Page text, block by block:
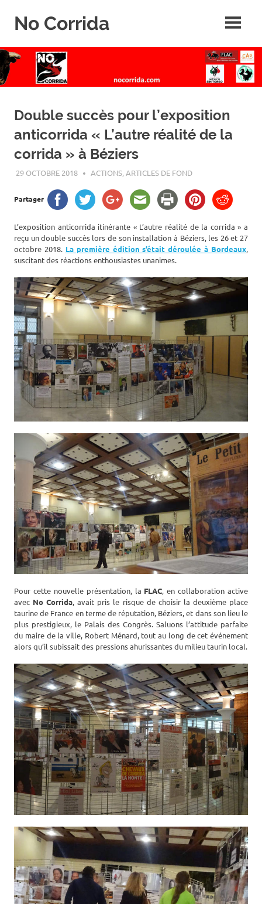
No Corrida
de
la
corrida
Double succès pour l’exposition
anticorrida « L’autre réalité de la
corrida » à Béziers
29 OCTOBRE 2018 ROGER LAHANA
ACTIONS,ARTICLES DE FOND
Partager
L’exposition anticorrida itinérante « L’autre réalité de la corrida » a
reçu un double succès lors de son installation à Béziers, les 26 et 27
octobre 2018. La première édition s’était déroulée à Bordeaux,
suscitant des réactions enthousiastes unanimes.
Pour cette nouvelle présentation, la FLAC, en collaboration active
avec No Corrida, avait pris le risque de choisir la deuxième place
taurine de France en terme de réputation, Béziers, et dans son lieu le
plus prestigieux, le Palais des Congrès. Saluons l’attitude parfaite
du maire de la ville, Robert Ménard, tout au long de cet événement
alors qu’il subissait des pressions ahurissantes du milieu taurin local.